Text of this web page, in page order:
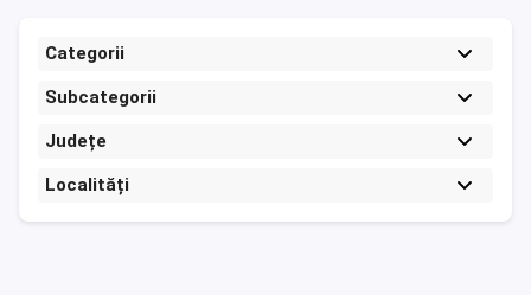
Categorii
Subcategorii
Județe
Localități